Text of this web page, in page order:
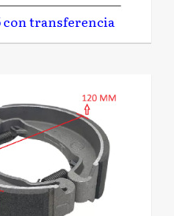
con transferencia